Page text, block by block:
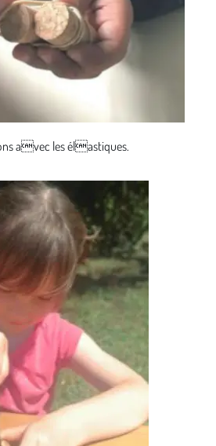
avec les élastiques.